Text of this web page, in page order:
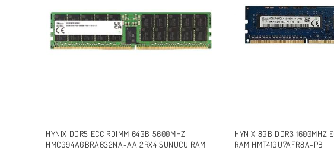
HYNIX DDR5 ECC RDIMM 64GB 5600MHZ
HMCG94AGBRA632NA-AA 2RX4 SUNUCU RAM
HYNIX 8GB DDR3 1600MHZ
RAM HMT41GU7AFR8A-PB